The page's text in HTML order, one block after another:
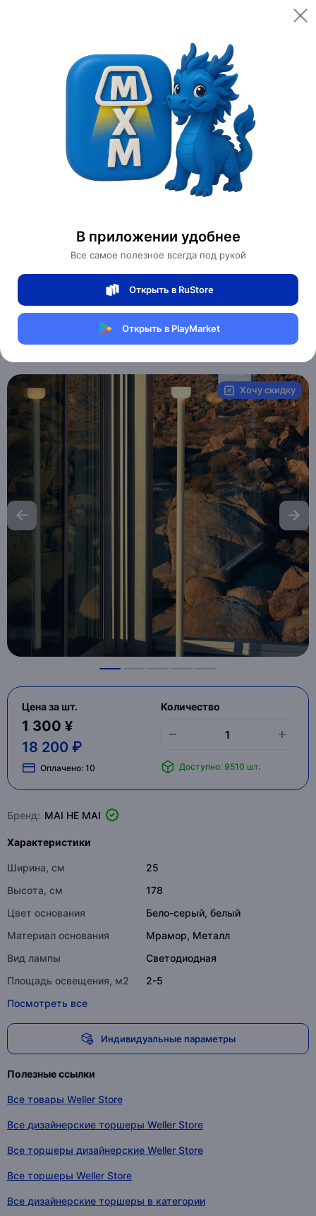
В приложении удобнее
Все самое полезное всегда под рукой
Открыть в RuStore
Открыть в PlayMarket
Открыть
Категории
Мебель для дома и офиса
Освещение для дома
Дизайнерские торшеры
Торшер белый Elevith, 25*178 см, LED,
мрамор металл, 10 Вт
0 отзывов
Магазин Weller Store
Хочу скидку
Цена за шт.
1 300 ¥
18 200 ₽
Оплачено: 10
Количество
Доступно: 9510 шт.
Бренд: MAI HE MAI
Характеристики
Ширина, см
25
Высота, см
178
Цвет основания
Бело-серый, белый
Материал основания
Мрамор, Металл
Вид лампы
Светодиодная
Площадь освещения, м2
2-5
Посмотреть все
Индивидуальные параметры
Полезные ссылки
Все товары Weller Store
Все дизайнерские торшеры Weller Store
Все торшеры дизайнерские Weller Store
Все торшеры Weller Store
Все дизайнерские торшеры в категории